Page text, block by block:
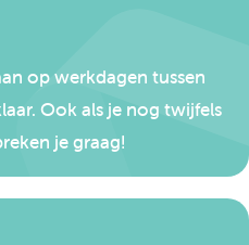
op werkdagen tussen
Ook als je nog twijfels
je graag!